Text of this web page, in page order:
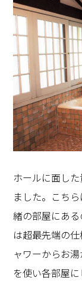
ホールに面し
ました。こち
緒の部屋にあ
は超最先端の
ャワーからお
を使い各部屋